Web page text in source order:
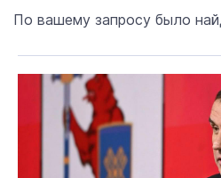
По вашему запросу было